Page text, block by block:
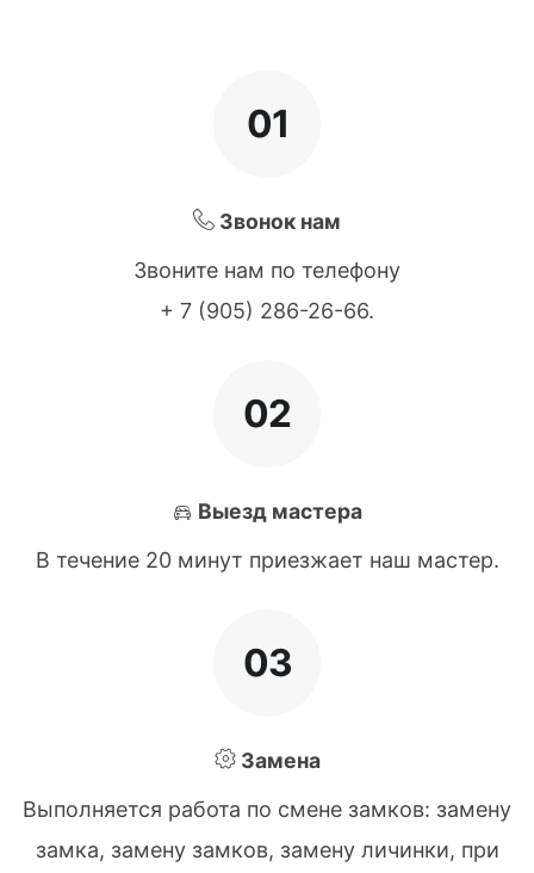
01
Звонок нам
Звоните нам по телефону
+ 7 (905) 286-26-66.
02
Выезд мастера
В течение 20 минут приезжает наш мастер.
03
Замена
Выполняется работа по смене замков: замену
замка, замену замков, замену личинки, при